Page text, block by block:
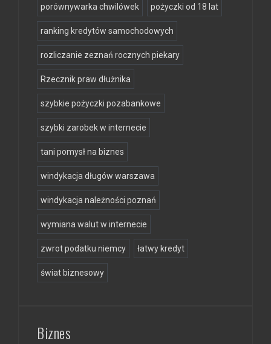
porównywarka chwilówek pożyczki od 18 lat
ranking kredytów samochodowych
rozliczanie zeznań rocznych piekary
Rzecznik praw dłużnika
szybkie pożyczki pozabankowe
szybki zarobek w internecie
tani pomysł na biznes
windykacja długów warszawa
windykacja należności poznań
wymiana walut w internecie
zwrot podatku niemcy łatwy kredyt
świat biznesowy
Biznes